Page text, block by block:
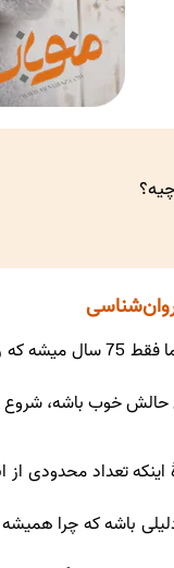
شاید باور
حالش خوب باشه،
اینکه تعداد
باشه که چرا همیشه